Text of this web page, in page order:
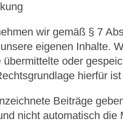
wir gemäß § 7
eigenen Inhalte.
oder
hierfür
Beiträge
nicht automatisch die